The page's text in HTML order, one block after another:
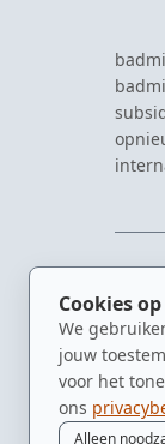
Cookies
We
jouw
voor het
ons
Alleen
Clubs